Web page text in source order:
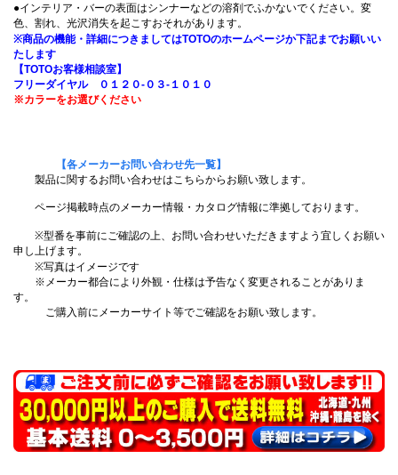
●インテリア・バーの表面はシンナーなどの溶剤でふかないでください。変
色、割れ、光沢消失を起こすおそれがあります。
※商品の機能・詳細につきましてはTOTOのホームページか下記までお願いい
たします
【TOTOお客様相談室】
フリーダイヤル ０１２０-０３-１０１０
※カラーをお選びください
【各メーカーお問い合わせ先一覧】
製品に関するお問い合わせはこちらからお願い致します。
ページ掲載時点のメーカー情報・カタログ情報に準拠しております。
※型番を事前にご確認の上、お問い合わせいただきますよう宜しくお願い
申し上げます。
※写真はイメージです
※メーカー都合により外観・仕様は予告なく変更されることがありま
す。
ご購入前にメーカーサイト等でご確認をお願い致します。